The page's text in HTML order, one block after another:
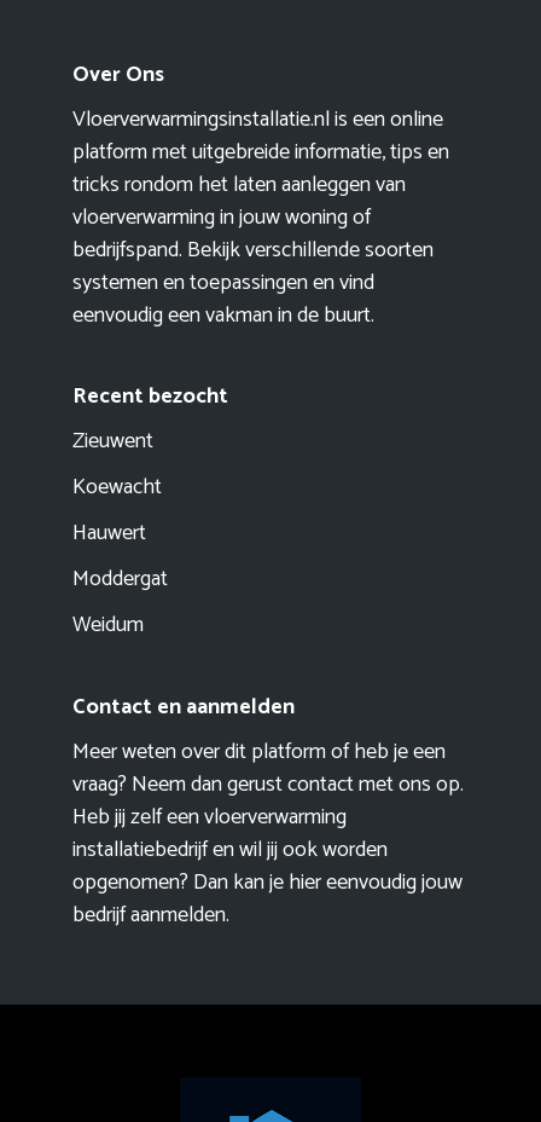
Over Ons
Vloerverwarmingsinstallatie.nl is een online
platform met uitgebreide informatie, tips en
tricks rondom het laten aanleggen van
vloerverwarming in jouw woning of
bedrijfspand. Bekijk verschillende soorten
systemen en toepassingen en vind
eenvoudig een vakman in de buurt.
Recent bezocht
Zieuwent
Koewacht
Hauwert
Moddergat
Weidum
Contact en aanmelden
Meer weten over dit platform of heb je een
vraag? Neem dan gerust contact met ons op.
Heb jij zelf een vloerverwarming
installatiebedrijf en wil jij ook worden
opgenomen? Dan kan je hier eenvoudigjouw
bedrijf aanmelden.